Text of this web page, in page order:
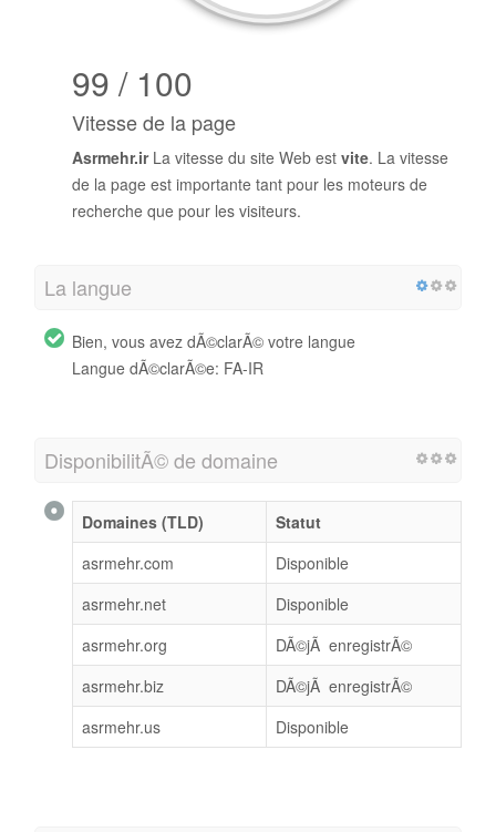
99 / 100
Vitesse de la page
Asrmehr.irLa vitesse du site Web est vite. La vitesse
de la page est importante tant pour les moteurs de
recherche que pour les visiteurs.
La langue
Bien, vous avez dÃ©clarÃ© votre langue
Langue dÃ©clarÃ©e: FA-IR
DisponibilitÃ© de domaine
Domaines (TLD)
Statut
asrmehr.com
Disponible
asrmehr.net
Disponible
asrmehr.org
DÃ©jÃ enregistrÃ©
asrmehr.biz
DÃ©jÃ enregistrÃ©
asrmehr.us
Disponible